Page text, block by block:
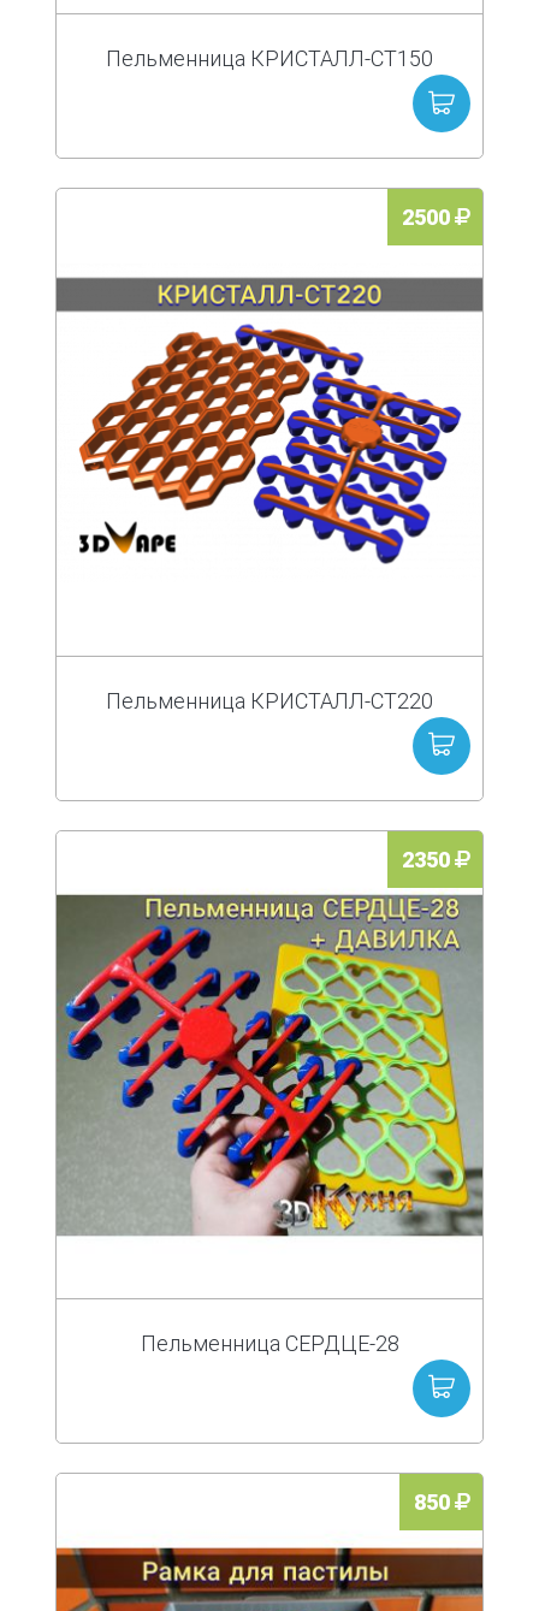
Пельменница КРИСТАЛЛ-СТ150
2500
Пельменница КРИСТАЛЛ-СТ220
2350
Пельменница СЕРДЦЕ-28
850